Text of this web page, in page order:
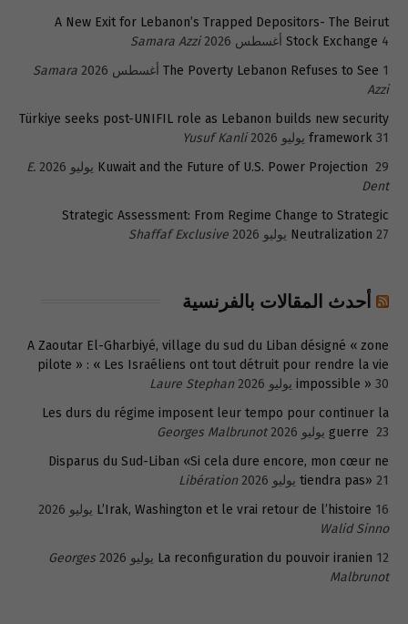
A New Exit for Lebanon’s Trapped Depositors- The Beirut
Stock Exchange 4 أغسطس 2026
Samara Azzi
The Poverty Lebanon Refuses to See 1 أغسطس 2026
Samara
Azzi
Türkiye seeks post-UNIFIL role as Lebanon builds new security
framework 31 يوليو 2026
Yusuf Kanli
Kuwait and the Future of U.S. Power Projection 29 يوليو 2026
E.
Dent
Strategic Assessment: From Regime Change to Strategic
Neutralization 27 يوليو 2026 Shaffaf Exclusive
أحدث المقالات بالفرنسية
A Zaoutar El-Gharbiyé, village du sud du Liban désigné « zone
pilote » : « Les Israéliens ont tout détruit pour rendre la vie
impossible » 30 يوليو 2026
Laure Stephan
Les durs du régime imposent leur tempo pour continuer la
guerre 23 يوليو 2026
Georges Malbrunot
Disparus du Sud-Liban «Si cela dure encore, mon cœur ne
tiendra pas» 21 يوليو 2026
Libération
L’Irak, Washington et le vrai retour de l’histoire 16 يوليو 2026
Walid Sinno
La reconfiguration du pouvoir iranien 12 يوليو 2026
Georges
Malbrunot